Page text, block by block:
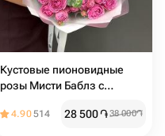
Кустовые пионовидные
розы Мисти Баблз с
4.90514 28 500֏38 000֏